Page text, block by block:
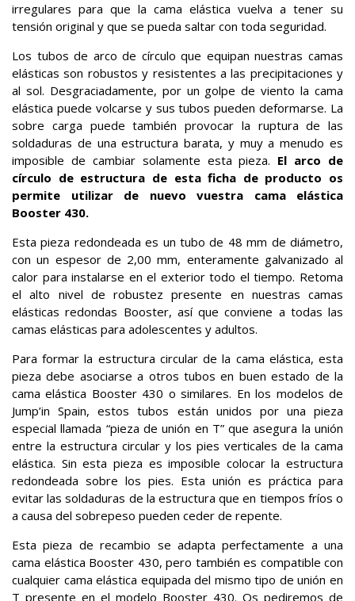
irregulares para que la cama elástica vuelva a tener su
tensión original y que se pueda saltar con toda seguridad.
Los tubos de arco de círculo que equipan nuestras camas
elásticas son robustos y resistentes a las precipitaciones y
al sol. Desgraciadamente, por un golpe de viento la cama
elástica puede volcarse y sus tubos pueden deformarse. La
sobre carga puede también provocar la ruptura de las
soldaduras de una estructura barata, y muy a menudo es
imposible de cambiar solamente esta pieza. El arco de
círculo de estructura de esta ficha de producto os
permite utilizar de nuevo vuestra cama elástica
Booster 430.
Esta pieza redondeada es un tubo de 48 mm de diámetro,
con un espesor de 2,00 mm, enteramente galvanizado al
calor para instalarse en el exterior todo el tiempo. Retoma
el alto nivel de robustez presente en nuestras camas
elásticas redondas Booster, así que conviene a todas las
camas elásticas para adolescentes y adultos.
Para formar la estructura circular de la cama elástica, esta
pieza debe asociarse a otros tubos en buen estado de la
cama elástica Booster 430 o similares. En los modelos de
Jump’in Spain, estos tubos están unidos por una pieza
especial llamada “pieza de unión en T” que asegura la unión
entre la estructura circular y los pies verticales de la cama
elástica. Sin esta pieza es imposible colocar la estructura
redondeada sobre los pies. Esta unión es práctica para
evitar las soldaduras de la estructura que en tiempos fríos o
a causa del sobrepeso pueden ceder de repente.
Esta pieza de recambio se adapta perfectamente a una
cama elástica Booster 430, pero también es compatible con
cualquier cama elástica equipada del mismo tipo de unión en
T presente en el modelo Booster 430. Os pediremos de